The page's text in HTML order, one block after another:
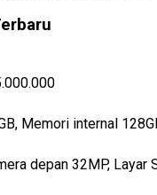
Memori internal
depan 32MP, Layar